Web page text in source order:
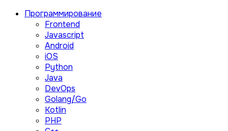
Программирование
Frontend
Javascript
Android
iOS
Python
Java
DevOps
Golang/Go
Kotlin
PHP